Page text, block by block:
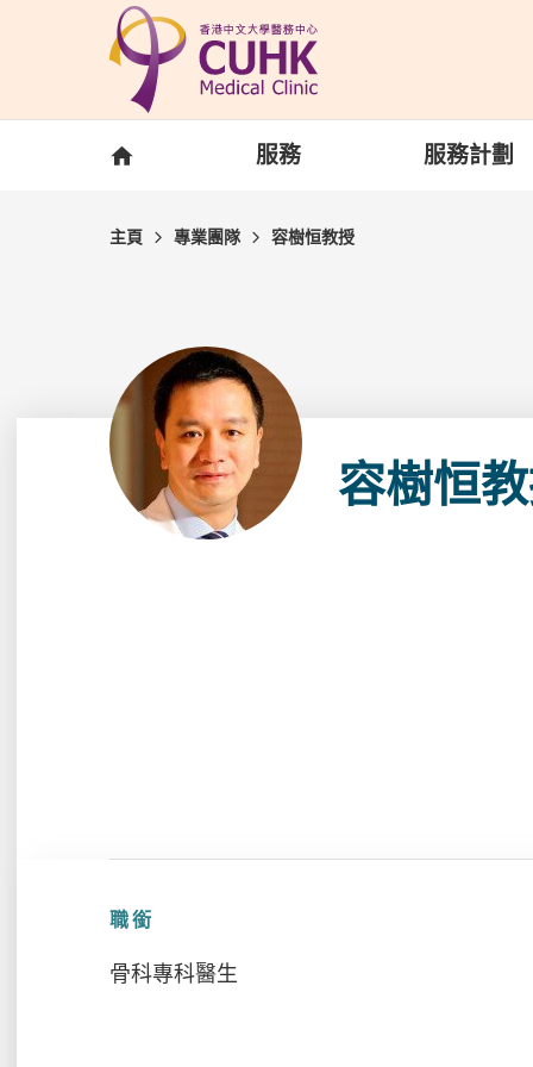
Skip to main content
主頁 服務 服務計劃
主頁 專業團隊 容樹恒教授
容樹恒
職銜
骨科專科醫生